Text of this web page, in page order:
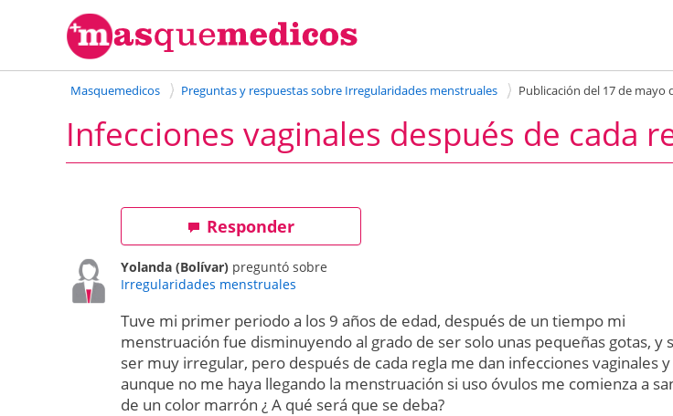
Masquemedicos Preguntas y respuestas sobre Irregularidades menstruales Publicación del 17 de mayo
Infecciones vaginales después de cada
Responder
Yolanda (Bolívar) preguntó sobre
Irregularidades menstruales
Tuve mi primer periodo a los 9 años de edad, después de un tiempo mi
menstruación fue disminuyendo al grado de ser solo unas pequeñas gotas, y
ser muy irregular, pero después de cada regla me dan infecciones vaginales y
aunque no me haya llegando la menstruación si uso óvulos me comienza a
de un color marrón ¿ A qué será que se deba?